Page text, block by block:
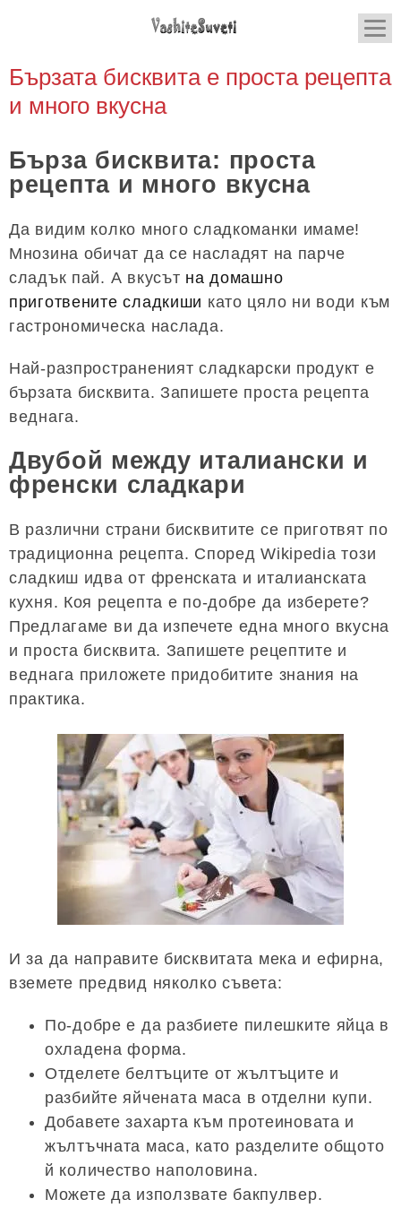
Бързата бисквита е проста рецепта
и много вкусна
Бърза бисквита: проста
рецепта и много вкусна
Да видим колко много сладкоманки имаме!
Мнозина обичат да се насладят на парче
сладък пай. А вкусът на домашно
приготвените сладкиши като цяло ни води към
гастрономическа наслада.
Най-разпространеният сладкарски продукт е
бързата бисквита. Запишете проста рецепта
веднага.
Двубой между италиански и
френски сладкари
В различни страни бисквитите се приготвят по
традиционна рецепта. Според Wikipedia този
сладкиш идва от френската и италианската
кухня. Коя рецепта е по-добре да изберете?
Предлагаме ви да изпечете една много вкусна
и проста бисквита. Запишете рецептите и
веднага приложете придобитите знания на
практика.
И за да направите бисквитата мека и ефирна,
вземете предвид няколко съвета:
По-добре е да разбиете пилешките яйца в
охладена форма.
Отделете белтъците от жълтъците и
разбийте яйчената маса в отделни купи.
Добавете захарта към протеиновата и
жълтъчната маса, като разделите общото
й количество наполовина.
Можете да използвате бакпулвер.